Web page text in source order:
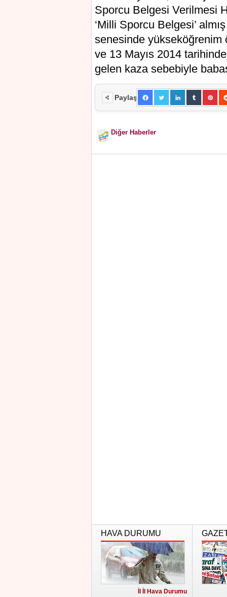
Sporcu Belgesi Verilmesi
‘Milli Sporcu Belgesi’
senesinde
ve 13 Mayıs 2014
gelen kaza sebebiyle
Paylaş
Diğer Haberler
HAVA DURUMU
İl İl Hava Durumu